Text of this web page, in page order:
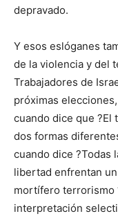
depravado.
Y esos eslóganes
de la violencia y del
Trabajadores de
próximas
cuando dice que
dos formas
cuando dice ?Todas
libertad enfrentan
mortífero terrorismo
interpretación